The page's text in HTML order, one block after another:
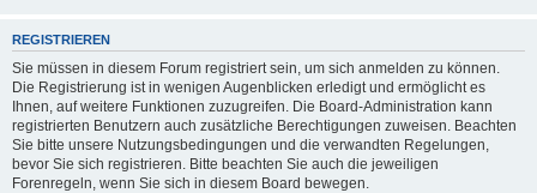
REGISTRIEREN
Sie müssen in diesem Forum registriert sein, um sich anmelden zu können.
Die Registrierung ist in wenigen Augenblicken erledigt und ermöglicht es
Ihnen, auf weitere Funktionen zuzugreifen. Die Board-Administration kann
registrierten Benutzern auch zusätzliche Berechtigungen zuweisen. Beachten
Sie bitte unsere Nutzungsbedingungen und die verwandten Regelungen,
bevor Sie sich registrieren. Bitte beachten Sie auch die jeweiligen
Forenregeln, wenn Sie sich in diesem Board bewegen.